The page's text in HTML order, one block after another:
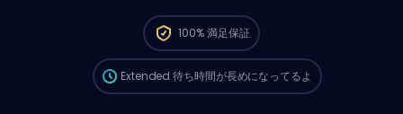
100%満足保証
から、サイトから普通に注文するより待ち時間
が長くなる可能性があるよ。
Extended 待ち時間が長めになってるよ